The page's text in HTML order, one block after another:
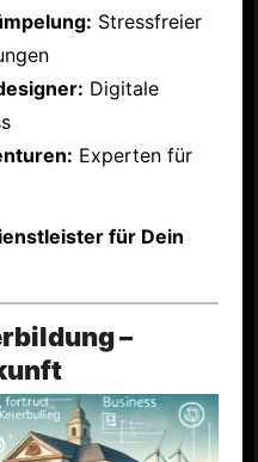
Stressfreier
Digitale
Experten für
für Dein
–